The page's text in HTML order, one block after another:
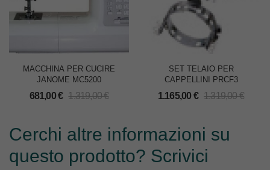
MACCHINA PER CUCIRE
JANOME MC5200
681,00€ 1.319,00€
SET TELAIO PER
CAPPELLINI PRCF3
1.165,00 € 1.319,00€
Cerchi altre informazioni su
questo prodotto? Scrivici